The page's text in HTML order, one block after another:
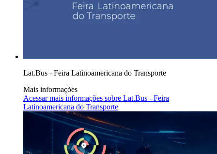
Lat.Bus - Feira Latinoamericana do Transporte
Mais informações
Acessar mais informações sobre Lat.Bus - Feira
Latinoamericana do Transporte